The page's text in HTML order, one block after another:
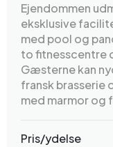
Ejendommen
eksklusive
med pool og
to fitnesscentre
Gæsterne kan
fransk
med marmor og
Pris/ydelse